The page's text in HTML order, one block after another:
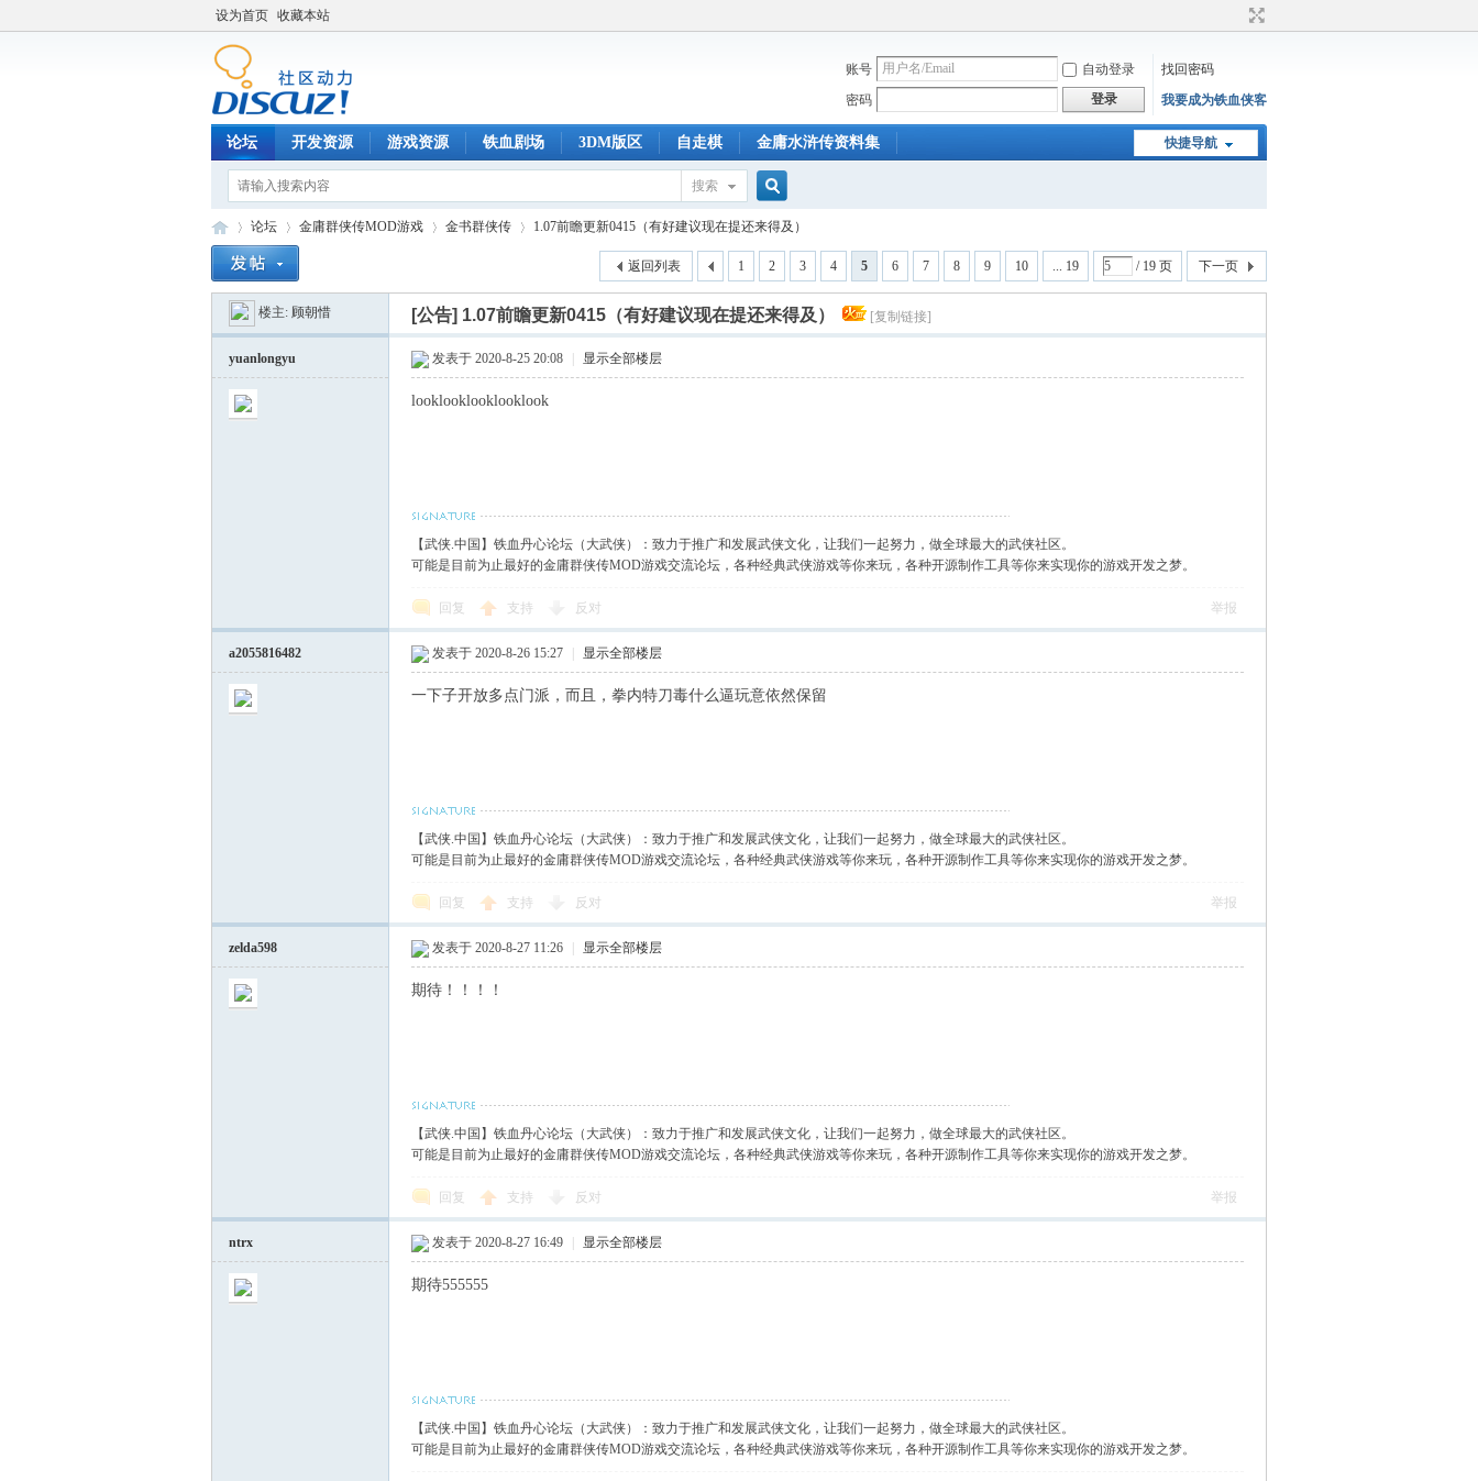
设为首页 收藏本站
账号 自动登录
找回密码
密码
登录 我要成为铁血侠客
快捷导航
论坛 开发资源 游戏资源 铁血剧场 3DM版区 自走棋 金庸水浒传资料集
搜索
搜
索
»
论坛
›
金庸群侠传MOD游戏
›
金书群侠传
›
1.07前瞻更新0415（有好建议现在提还来得及）
1 2 3 4 5 6 7 8 9 10 ... 19 / 19 页 下一页
返回列表
楼主: 顾朝惜 [公告] 1.07前瞻更新0415（有好建议现在提还来得及） [复制链接]
yuanlongyu 发表于 2020-8-25 20:08 显示全部楼层
looklooklooklooklook
【武侠.中国】铁血丹心论坛（大武侠）：致力于推广和发展武侠文化，让我们一起努力，做全球最大的武侠社区。
可能是目前为止最好的金庸群侠传MOD游戏交流论坛，各种经典武侠游戏等你来玩，各种开源制作工具等你来实现你的游戏开发之梦。
回复 支持 反对 举报
a2055816482 发表于 2020-8-26 15:27 显示全部楼层
一下子开放多点门派，而且，拳内特刀毒什么逼玩意依然保留
【武侠.中国】铁血丹心论坛（大武侠）：致力于推广和发展武侠文化，让我们一起努力，做全球最大的武侠社区。
可能是目前为止最好的金庸群侠传MOD游戏交流论坛，各种经典武侠游戏等你来玩，各种开源制作工具等你来实现你的游戏开发之梦。
回复 支持 反对 举报
zelda598 发表于 2020-8-27 11:26 显示全部楼层
期待！！！！
【武侠.中国】铁血丹心论坛（大武侠）：致力于推广和发展武侠文化，让我们一起努力，做全球最大的武侠社区。
可能是目前为止最好的金庸群侠传MOD游戏交流论坛，各种经典武侠游戏等你来玩，各种开源制作工具等你来实现你的游戏开发之梦。
回复 支持 反对 举报
ntrx 发表于 2020-8-27 16:49 显示全部楼层
期待555555
【武侠.中国】铁血丹心论坛（大武侠）：致力于推广和发展武侠文化，让我们一起努力，做全球最大的武侠社区。
可能是目前为止最好的金庸群侠传MOD游戏交流论坛，各种经典武侠游戏等你来玩，各种开源制作工具等你来实现你的游戏开发之梦。